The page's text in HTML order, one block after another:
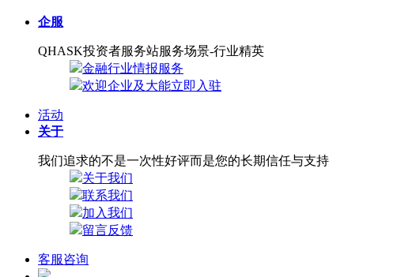
企服
QHASK投资者服务站服务场景-行业精英
金融行业情报服务
欢迎企业及大能立即入驻
活动
关于
我们追求的不是一次性好评而是您的长期信任与支持
关于我们
联系我们
加入我们
留言反馈
客服咨询